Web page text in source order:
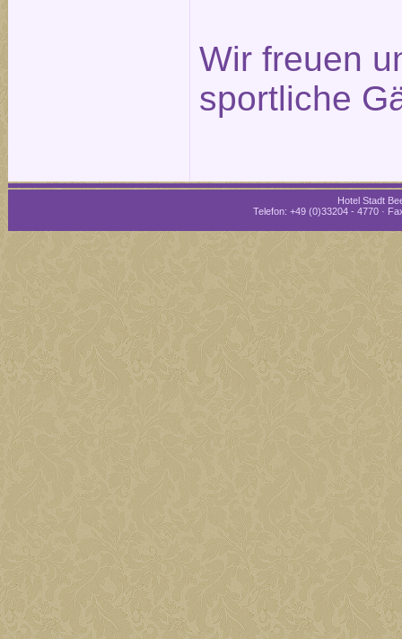
Wir freuen
sportliche
Hotel Stadt
Telefon: +49 (0)33204 - 4770 ·